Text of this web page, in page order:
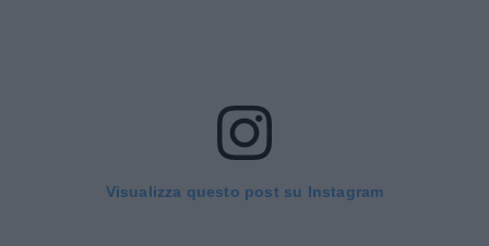
Visualizza questo post su Instagram